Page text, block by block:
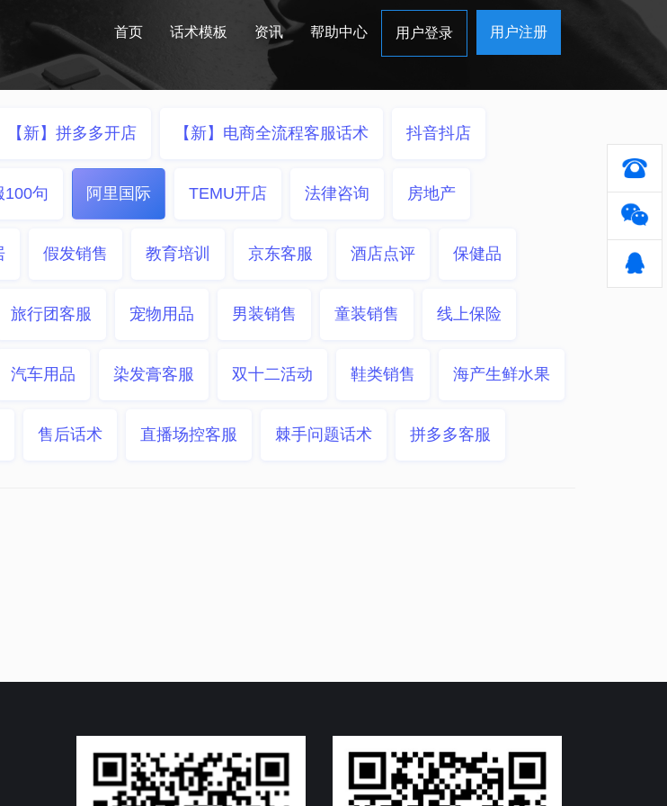
首页 话术模板 资讯 帮助中心 用户登录 用户注册
【新】拼多多开店 【新】电商全流程客服话术 抖音抖店
100句 阿里国际 TEMU开店 法律咨询 房地产
假发销售 教育培训 京东客服 酒店点评 保健品
旅行团客服 宠物用品 男装销售 童装销售 线上保险
汽车用品 染发膏客服 双十二活动 鞋类销售 海产生鲜水果
售后话术 直播场控客服 棘手问题话术 拼多多客服